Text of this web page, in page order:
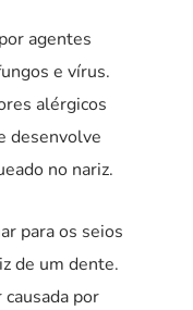
agentes
e vírus.
alérgicos
desenvolve
no nariz.
para os seios
de um dente.
por